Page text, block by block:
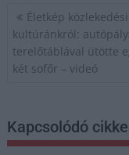
Bejegyzés
navigáció
Életkép közlekedési
kultúránkról:
terelőtáblával ütötte
két sofőr – videó
Kapcsolódó